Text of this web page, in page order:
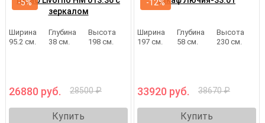
зеркалом
Ширина
95.2 см.
Глубина
38 см.
Высота
198 см.
26880 руб. 28500 ₽
Купить
-5%
Ширина
197 см.
Глубина
58 см.
Высота
230 см.
33920 руб. 38670 ₽
Купить
-12%